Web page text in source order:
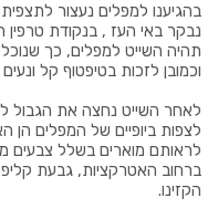
בהגיענו למפלים נעצור
נבקר באי העז , בנקודת טרפין
תהיה השייט למפלים, כך
וכמובן לזכות בטיפטוף קל
לאחר השייט נחצה את הגבול
לצפות ביופיים של המפלים הן
לראותם מוארים בשלל צבעים
ברחוב האטרקציות, גבעת
הקזינו.